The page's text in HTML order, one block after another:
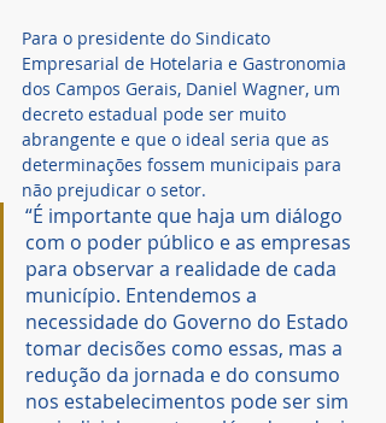
Para o presidente do Sindicato
Empresarial de Hotelaria e Gastronomia
dos Campos Gerais, Daniel Wagner, um
decreto estadual pode ser muito
abrangente e que o ideal seria que as
determinações fossem municipais para
não prejudicar o setor.
“É importante que haja um diálogo
com o poder público e as empresas
para observar a realidade de cada
município. Entendemos a
necessidade do Governo do Estado
tomar decisões como essas, mas a
redução da jornada e do consumo
nos estabelecimentos pode ser sim